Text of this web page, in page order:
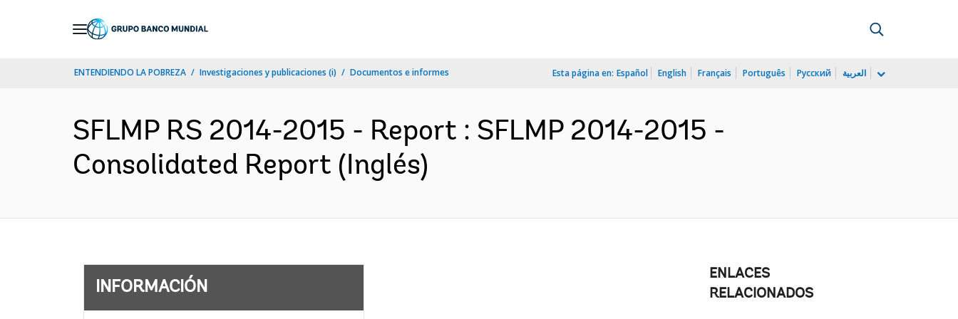
ENTENDIENDO LA POBREZA Investigaciones y publicaciones (i) Documentos e informes Esta página en: Español English Français Português Русский العربية
SFLMP RS 2014-2015 - Report : SFLMP 2014-2015 -
Consolidated Report (Inglés)
INFORMACIÓN
ENLACES
RELACIONADOS